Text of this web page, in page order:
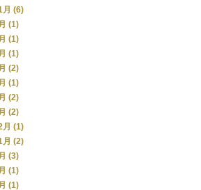
月 (6)
(1)
(1)
(1)
(2)
(1)
(2)
(2)
月 (1)
月 (2)
(3)
(1)
(1)